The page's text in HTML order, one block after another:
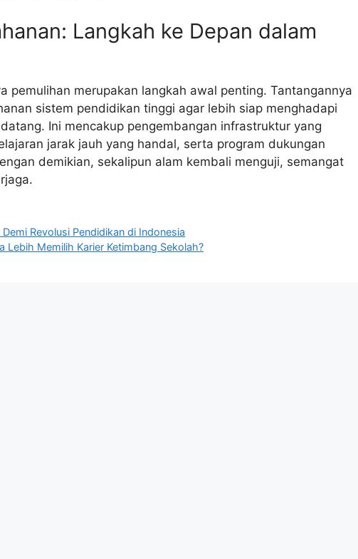
Langkah ke Depan dalam
pemulihan merupakan langkah awal penting. Tantangannya
sistem pendidikan tinggi agar lebih siap menghadapi
Ini mencakup pengembangan infrastruktur yang
jarak jauh yang handal, serta program dukungan
demikian, sekalipun alam kembali menguji, semangat
Revolusi Pendidikan di Indonesia
Lebih Memilih Karier Ketimbang Sekolah?